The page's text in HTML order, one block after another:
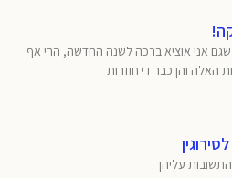
אני אוציא ברכה לשנה החדשה, הרי אף
והן כבר די חוזרות
עליהן